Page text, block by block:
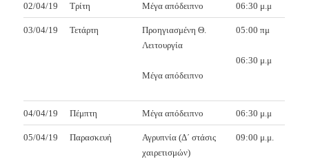
02/04/19 Τρίτη Μέγα απόδειπνο 06:30 μ.μ
03/04/19 Τετάρτη
Προηγιασμένη Θ.
Λειτουργία
Μέγα απόδειπνο
05:00 πμ
06:30 μ.μ
04/04/19 Πέμπτη Μέγα απόδειπνο 06:30 μ.μ
05/04/19 Παρασκευή
Αγρυπνία (Δ΄ στάσις
χαιρετισμών)
09:00 μ.μ.